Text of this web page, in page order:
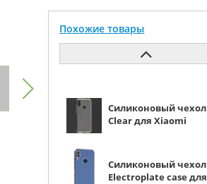
Похожие товары
Силиконовый чехол
Clear для Xiaomi
Силиконовый чехол
Electroplate case для